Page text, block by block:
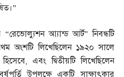
আ্যান্ড আর্ট” নিবন্ধটি
অংশটি লিখেছিলেন ১৯২০ সালে
,এবং দ্বিতীয়টি লিখেছিলেন
উপলক্ষে একটি সাক্ষাৎকার